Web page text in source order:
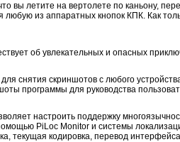
вы летите на вертолете по каньону,
из аппаратных кнопок КПК. Как
об увлекательных и опасных
снятия скриншотов с любого
программы для руководства
настроить поддержку
PiLoc Monitor и системы
текущая кодировка, перевод